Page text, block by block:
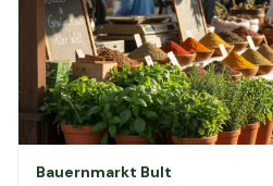
Bauernmarkt Bult